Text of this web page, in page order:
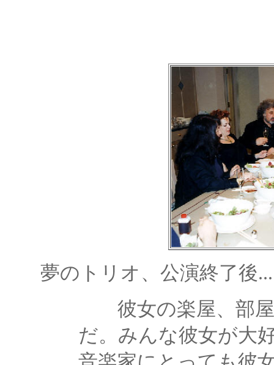
夢のトリオ、公演終了
彼女の楽屋、部屋
だ。みんな彼女が大